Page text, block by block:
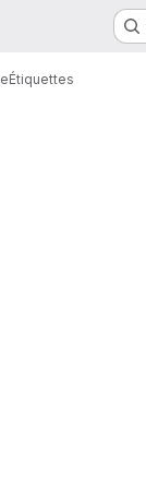
Étiquettes